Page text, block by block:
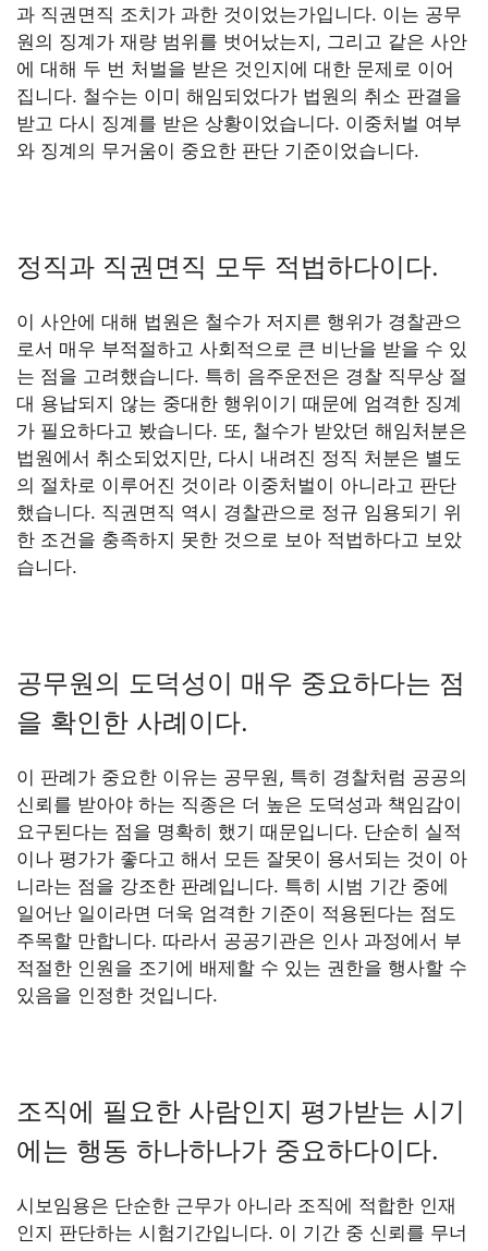
과 직권면직 조치가 과한 것이었는가입니다. 이는 공무
원의 징계가 재량 범위를 벗어났는지, 그리고 같은 사안
에 대해 두 번 처벌을 받은 것인지에 대한 문제로 이어
집니다. 철수는 이미 해임되었다가 법원의 취소 판결을
받고 다시 징계를 받은 상황이었습니다. 이중처벌 여부
와 징계의 무거움이 중요한 판단 기준이었습니다.
정직과 직권면직 모두 적법하다이다.
이 사안에 대해 법원은 철수가 저지른 행위가 경찰관으
로서 매우 부적절하고 사회적으로 큰 비난을 받을 수 있
는 점을 고려했습니다. 특히 음주운전은 경찰 직무상 절
대 용납되지 않는 중대한 행위이기 때문에 엄격한 징계
가 필요하다고 봤습니다. 또, 철수가 받았던 해임처분은
법원에서 취소되었지만, 다시 내려진 정직 처분은 별도
의 절차로 이루어진 것이라 이중처벌이 아니라고 판단
했습니다. 직권면직 역시 경찰관으로 정규 임용되기 위
한 조건을 충족하지 못한 것으로 보아 적법하다고 보았
습니다.
공무원의 도덕성이 매우 중요하다는 점
을 확인한 사례이다.
이 판례가 중요한 이유는 공무원, 특히 경찰처럼 공공의
신뢰를 받아야 하는 직종은 더 높은 도덕성과 책임감이
요구된다는 점을 명확히 했기 때문입니다. 단순히 실적
이나 평가가 좋다고 해서 모든 잘못이 용서되는 것이 아
니라는 점을 강조한 판례입니다. 특히 시범 기간 중에
일어난 일이라면 더욱 엄격한 기준이 적용된다는 점도
주목할 만합니다. 따라서 공공기관은 인사 과정에서 부
적절한 인원을 조기에 배제할 수 있는 권한을 행사할 수
있음을 인정한 것입니다.
조직에 필요한 사람인지 평가받는 시기
에는 행동 하나하나가 중요하다이다.
시보임용은 단순한 근무가 아니라 조직에 적합한 인재
인지 판단하는 시험기간입니다. 이 기간 중 신뢰를 무너